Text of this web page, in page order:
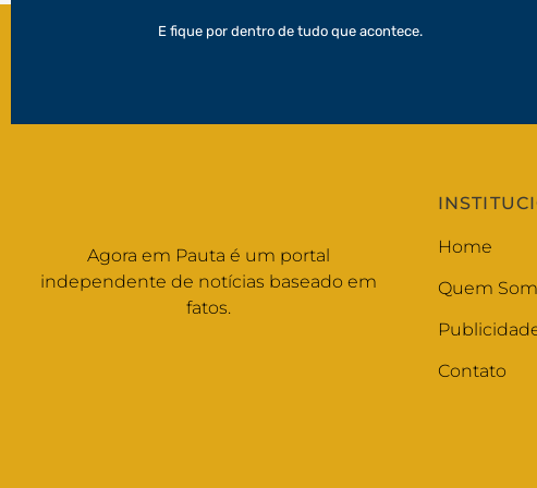
E fique por dentro de tudo que acontece.
Agora em Pauta é um portal
independente de notícias baseado em
fatos.
Home
Quem
Contato